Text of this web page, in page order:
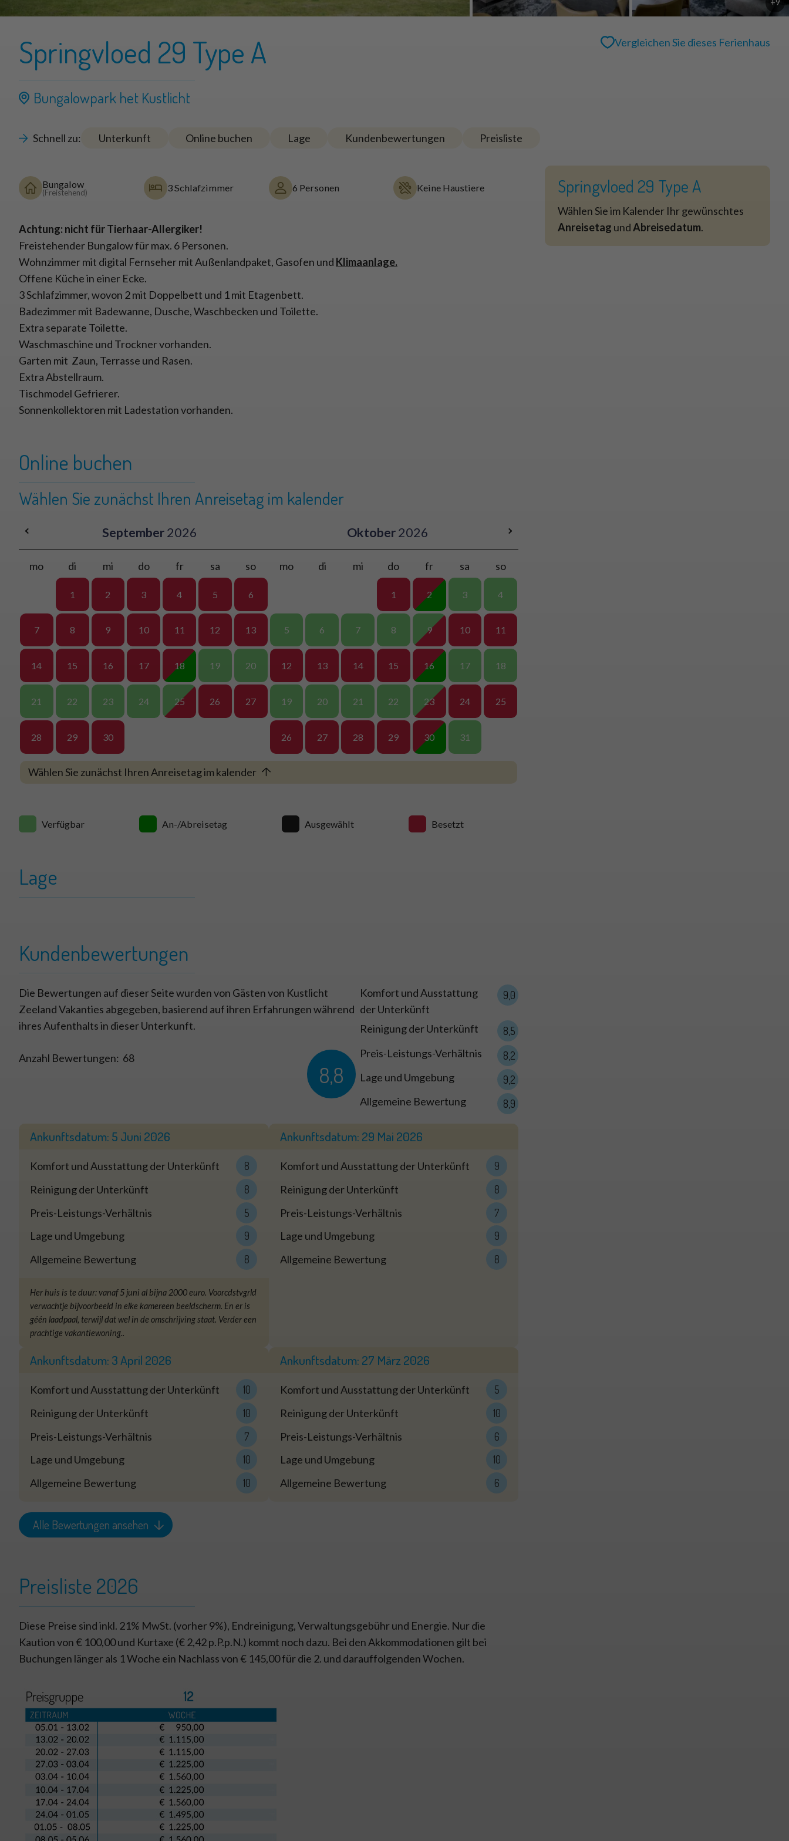
+9
Vergleichen Sie dieses Ferienhaus
Springvloed 29 Type A
Bungalowpark het Kustlicht
Schnell zu: Unterkunft Online buchen Lage Kundenbewertungen Preisliste
Bungalow
(Freistehend) 3 Schlafzimmer 6 Personen Keine Haustiere
Achtung: nicht für Tierhaar-Allergiker!
Freistehender Bungalow für max. 6 Personen.
Wohnzimmer mit digital Fernseher mit Außenlandpaket, Gasofen und Klimaanlage.
Offene Küche in einer Ecke.
3 Schlafzimmer, wovon 2 mit Doppelbett und 1 mit Etagenbett.
Badezimmer mit Badewanne, Dusche, Waschbecken und Toilette.
Extra separate Toilette.
Waschmaschine und Trockner vorhanden.
Garten mit Zaun, Terrasse und Rasen.
Extra Abstellraum.
Tischmodel Gefrierer.
Sonnenkollektoren mit Ladestation vorhanden.
Online buchen
Wählen Sie zunächst Ihren Anreisetag im kalender
September 2026
mo di mi do fr sa so
1 2 3 4 5 6
7 8 9 10 11 12 13
14 15 16 17 18 19 20
21 22 23 24 25 26 27
28 29 30
Oktober2026
mo di mi do fr sa so
1 2 3 4
5 6 7 8 9 10 11
12 13 14 15 16 17 18
19 20 21 22 23 24 25
26 27 28 29 30 31
Wählen Sie zunächst Ihren Anreisetag im kalender
Verfügbar An-/Abreisetag Ausgewählt Besetzt
Lage
Kundenbewertungen
Die Bewertungen auf dieser Seite wurden von Gästen von Kustlicht
Zeeland Vakanties abgegeben, basierend auf ihren Erfahrungen während
ihres Aufenthalts in dieser Unterkunft.
Anzahl Bewertungen:
8,8
68
Komfort und Ausstattung
der Unterkünft
9,0
Reinigung der Unterkünft
8,5
Preis-Leistungs-Verhältnis
8,2
Lage und Umgebung
9,2
Allgemeine Bewertung
8,9
Ankunftsdatum: 5 Juni 2026
Komfort und Ausstattung der Unterkünft
8
Reinigung der Unterkünft
8
Preis-Leistungs-Verhältnis
5
Lage und Umgebung
9
Allgemeine Bewertung
8
Her huis is te duur: vanaf 5 juni al bijna 2000 euro. Voorcdstvgrld
verwachtje bijvoorbeeld in elke kamereen beeldscherm. En er is
géén laadpaal, terwijl dat wel in de omschrijving staat. Verder een
prachtige vakantiewoning..
Ankunftsdatum: 29 Mai 2026
Komfort und Ausstattung der Unterkünft
9
Reinigung der Unterkünft
8
Preis-Leistungs-Verhältnis
7
Lage und Umgebung
9
Allgemeine Bewertung
8
Ankunftsdatum: 3 April 2026
Komfort und Ausstattung der Unterkünft
10
Reinigung der Unterkünft
10
Preis-Leistungs-Verhältnis
7
Lage und Umgebung
10
Allgemeine Bewertung
10
Ankunftsdatum: 27 März 2026
Komfort und Ausstattung der Unterkünft
5
Reinigung der Unterkünft
10
Preis-Leistungs-Verhältnis
6
Lage und Umgebung
10
Allgemeine Bewertung
6
Alle Bewertungen ansehen
Preisliste 2026
Diese Preise sind inkl. 21% MwSt. (vorher 9%), Endreinigung, Verwaltungsgebühr und Energie. Nur die
Kaution von € 100,00 und Kurtaxe (€ 2,42 p.P.p.N.) kommt noch dazu. Bei den Akkommodationen gilt bei
Buchungen länger als 1 Woche ein Nachlass von € 145,00 für die 2. und darauffolgenden Wochen.
Springvloed 29 Type A
Wählen Sie im Kalender Ihr gewünschtes
Anreisetag undAbreisedatum.